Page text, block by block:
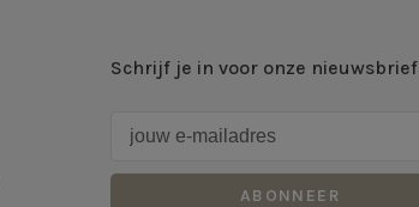
Schrijf je in voor onze nieuwsbrief
ABONNEER